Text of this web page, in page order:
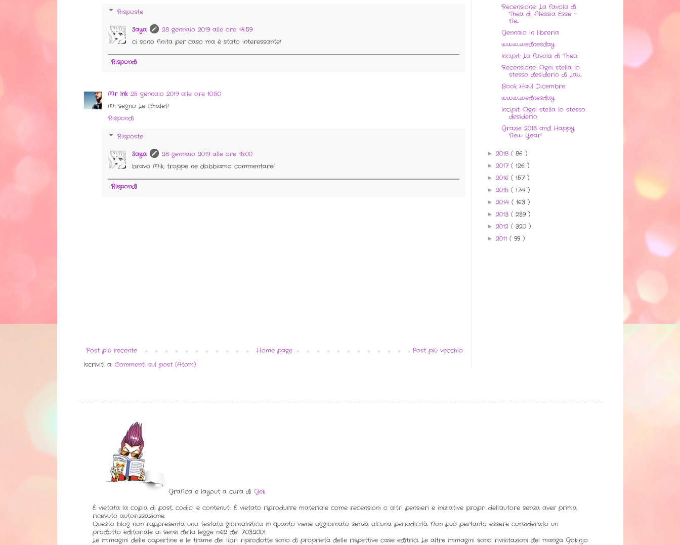
Risposte
Saya
28 gennaio 2019 alle ore 14:59
ci sono finita per caso ma è stato interessante!
Rispondi
Mr Ink 25 gennaio 2019 alle ore 10:50
Mi segno Le Chalet!
Rispondi
Risposte
Saya
28 gennaio 2019 alle ore 15:00
bravo Mik, troppe ne dobbiamo commentare!
Rispondi
Post più recente Post più vecchio
Home page
Iscriviti a: Commenti sul post (Atom)
Recensione: La favola di
Thea di Alessia Esse -
Ne...
Gennaio in libreria
www...wednesday
Incipit: La favola di Thea
Recensione: Ogni stella lo
stesso desiderio di Lau...
Book Haul Dicembre
www...wednesday
Incipit: Ogni stella lo stesso
desiderio
Grazie 2018 and Happy
New Year!
► 2018 ( 86 )
► 2017 ( 126 )
► 2016 ( 157 )
► 2015 ( 174 )
► 2014 ( 163 )
► 2013 ( 239 )
► 2012 ( 320 )
► 2011 ( 99 )
Grafica e layout a cura di Gek
È vietata la copia di post, codici e contenuti. È vietato riprodurre materiale come recensioni o altri pensieri e iniziative propri dell'autore senza aver prima
ricevuto autorizzazione.
Questo blog non rappresenta una testata giornalistica in quanto viene aggiornato senza alcuna periodicità. Non può pertanto essere considerato un
prodotto editoriale ai sensi della legge n.62 del 7.03.2001.
Le immagini delle copertine e le trame dei libri riprodotte sono di proprietà delle rispettive case editrici. Le altre immagini sono rivisitazioni del manga Gokinjo